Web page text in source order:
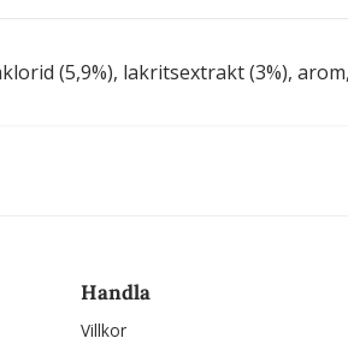
(5,9%), lakritsextrakt (3%),
Handla
Villkor